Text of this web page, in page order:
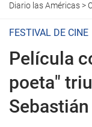
Diario las Américas>
FESTIVAL DE CINE
Película
poeta"
Sebastián